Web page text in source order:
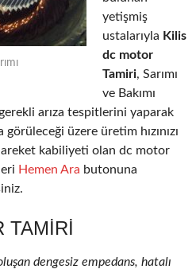
yetişmiş
ustalarıyla Kilis
dc motor
Tamiri, Sarımı
ve Bakımı
arıza tespitlerini yaparak
üzere üretim hızınızı
kabiliyeti olan dc motor
Hemen Ara butonuna
TAMIRI
dengesiz empedans, hatalı